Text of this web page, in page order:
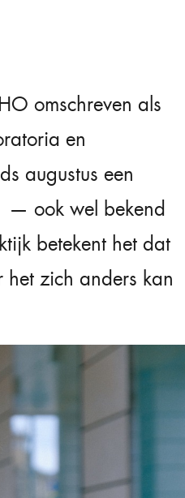
omschreven als
en
augustus een
— ook wel bekend
betekent het dat
zich anders kan